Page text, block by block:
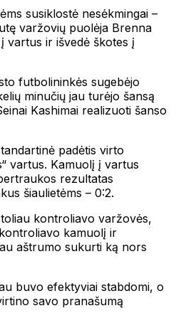
susiklostė nesėkmingai –
varžovių puolėja Brenna
vartus ir išvedė škotes į
futbolininkės sugebėjo
minučių jau turėjo šansą
Kashimai realizuoti šanso
padėtis virto
vartus. Kamuolį į vartus
rezultatas
šiaulietėms – 0:2.
kontroliavo varžovės,
kamuolį ir
aštrumo sukurti ką nors
buvo efektyviai stabdomi, o
savo pranašumą